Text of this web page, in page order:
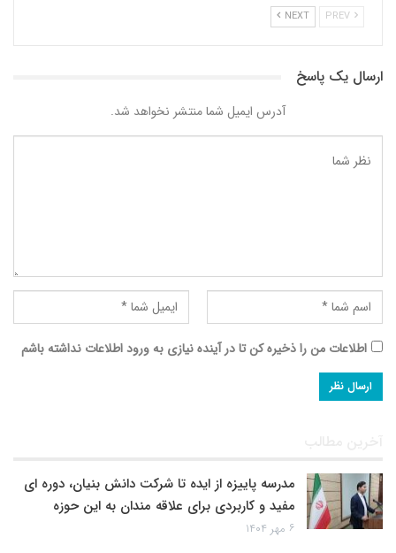
NEXT
ارسال یک پاسخ
آدرس ایمیل شما منتشر نخواهد شد.
اطلاعات من را ذخیره کن تا در آینده نیازی به ورود اطلاعات نداشته باشم
آخرین مطالب
مدرسه پاییزه از ایده تا شرکت دانش بنیان، دوره ای
مفید و کاربردی برای علاقه مندان به این حوزه
۶ مهر ۱۴۰۴